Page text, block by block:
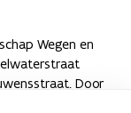
Wegen en
Door